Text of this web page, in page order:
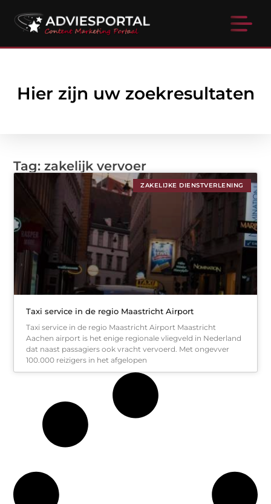
Hier zijn uw zoekresultaten
Tag: zakelijk vervoer
ZAKELIJKE DIENSTVERLENING
Taxi service in de regio Maastricht Airport
Taxi service in de regio Maastricht Airport Maastricht
Aachen airport is het enige regionale vliegveld in Nederland
dat naast passagiers ook vracht vervoerd. Met ongevver
100.000 reizigers in het afgelopen